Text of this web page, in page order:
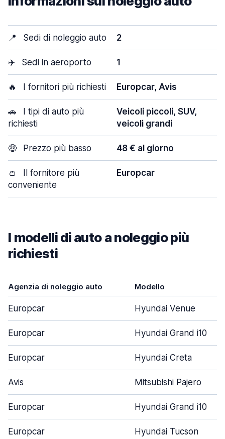
📍 Sedi di noleggio auto 2
✈️ Sedi in aeroporto 1
🔥 I fornitori più richiesti Europcar, Avis
🚗
I tipi di auto più
richiesti
Veicoli piccoli, SUV,
veicoli grandi
🤑 Prezzo più basso 48 € al giorno
👛
Il fornitore più
conveniente
Europcar
I modelli di auto a noleggio più
richiesti
Agenzia di noleggio auto Modello
Europcar Hyundai Venue
Europcar Hyundai Grand i10
Europcar Hyundai Creta
Avis Mitsubishi Pajero
Europcar Hyundai Grand i10
Europcar Hyundai Tucson